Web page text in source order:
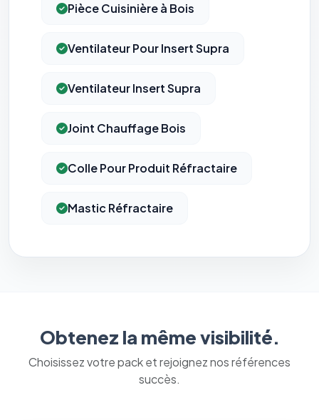
Pièce Cuisinière à Bois
Ventilateur Pour Insert Supra
Ventilateur Insert Supra
Joint Chauffage Bois
Colle Pour Produit Réfractaire
Mastic Réfractaire
Obtenez la même visibilité.
Choisissez votre pack et rejoignez nos références
succès.